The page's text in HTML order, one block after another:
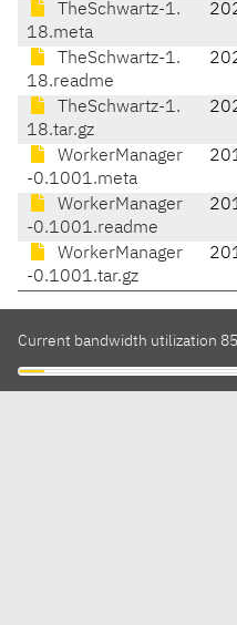
TheSchwartz-1.
18.meta
TheSchwartz-1.
18.readme
TheSchwartz-1.
18.tar.gz
WorkerManager
-0.1001.meta
WorkerManager
-0.1001.readme
WorkerManager
-0.1001.tar.gz
Current bandwidth utilization